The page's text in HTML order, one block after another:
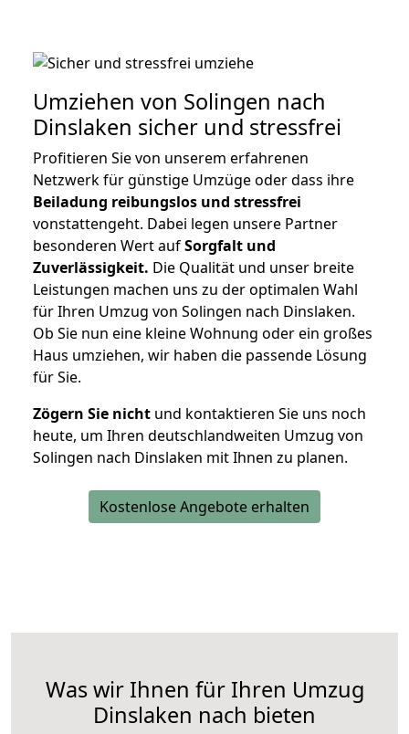
Umziehen von Solingen nach
Dinslaken sicher und stressfrei
Profitieren Sie von unserem erfahrenen
Netzwerk für günstige Umzüge oder dass ihre
Beiladung reibungslos und stressfrei
vonstattengeht. Dabei legen unsere Partner
besonderen Wert aufSorgfalt und
Zuverlässigkeit. Die Qualität und unser breite
Leistungen machen uns zu der optimalen Wahl
für Ihren Umzug von Solingen nach Dinslaken.
Ob Sie nun eine kleine Wohnung oder ein großes
Haus umziehen, wir haben die passende Lösung
für Sie.
Zögern Sie nicht und kontaktieren Sie uns noch
heute, um Ihren deutschlandweiten Umzug von
Solingen nach Dinslaken mit Ihnen zu planen.
Kostenlose Angebote erhalten
Was wir Ihnen für Ihren Umzug
Dinslaken nach bieten